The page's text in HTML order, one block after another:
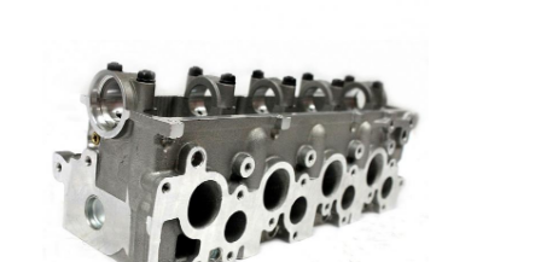
Fabriekstocht
Kwaliteitscontrole
Neem contact met ons op
Chat Nu